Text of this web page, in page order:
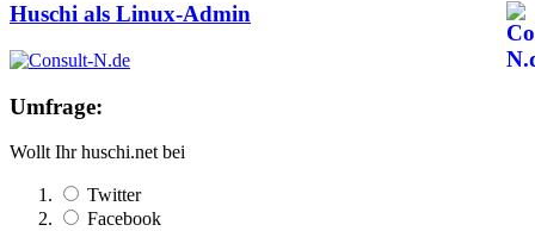
Huschi als Linux-Admin
Umfrage:
Wollt Ihr huschi.net bei
Twitter
Facebook